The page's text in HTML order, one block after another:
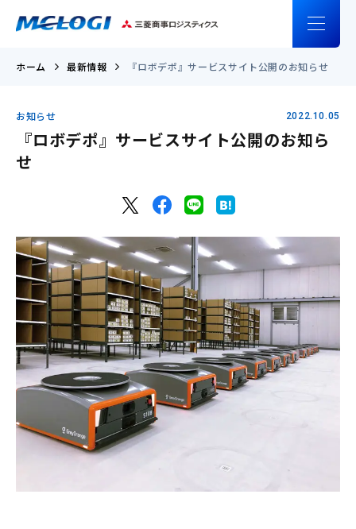
ホーム 最新情報 『ロボデポ』サービスサイト公開のお知らせ
お知らせ 2022.10.05
『ロボデポ』サービスサイト公開のお知ら
せ